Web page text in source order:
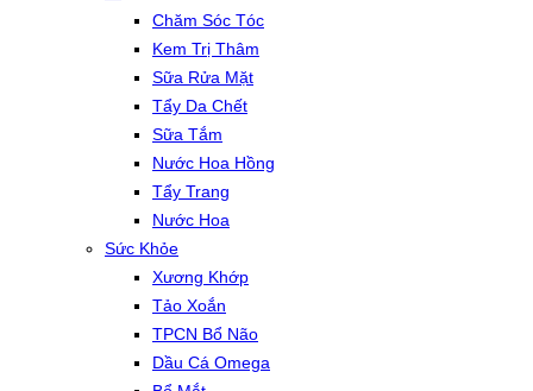
Chăm Sóc Tóc
Kem Trị Thâm
Sữa Rửa Mặt
Tẩy Da Chết
Sữa Tắm
Nước Hoa Hồng
Tẩy Trang
Nước Hoa
Sức Khỏe
Xương Khớp
Tảo Xoắn
TPCN Bổ Não
Dầu Cá Omega